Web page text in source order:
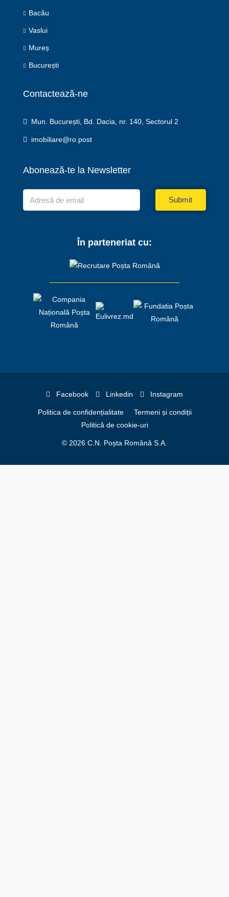
Bacău
Vaslui
Mureș
București
Contactează-ne
Mun. București, Bd. Dacia, nr. 140, Sectorul 2
imobiliare@ro.post
Abonează-te la Newsletter
Submit
În parteneriat cu:
Facebook Linkedin Instagram
Politica de confidențialitate
Termeni și condiții
Politică de cookie-uri
© 2026 C.N. Poșta Română S.A.